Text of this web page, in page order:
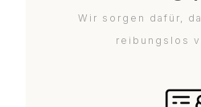
Wir sorgen dafür,
reibungslos